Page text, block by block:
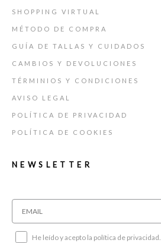
SHOPPING VIRTUAL
MÉTODO DE COMPRA
GUÍA DE TALLAS Y CUIDADOS
CAMBIOS Y DEVOLUCIONES
TÉRMINIOS Y CONDICIONES
AVISO LEGAL
POLÍTICA DE PRIVACIDAD
POLÍTICA DE COOKIES
NEWSLETTER
He leído y acepto la política de privacidad.